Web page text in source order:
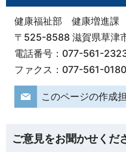
健康福祉部 健康増進課
〒525-8588 滋賀県草津
電話番号：077-561-
ファクス：077-561-0180
このページの作成
ご意見をお聞かせくだ